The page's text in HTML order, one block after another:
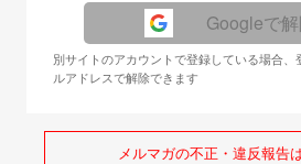
Googleで
別サイトのアカウントで登録している場合
ルアドレスで解除できます
メルマガの不正・違反報告